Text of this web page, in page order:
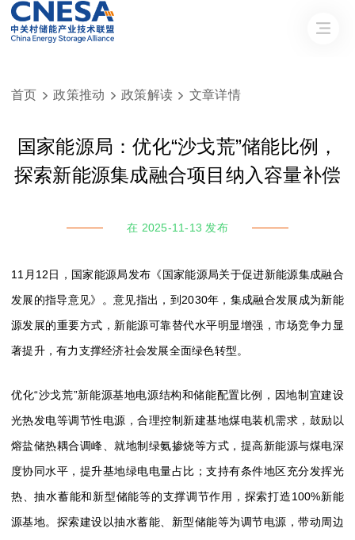
首页  政策推动  政策解读  文章详情
国家能源局：优化“沙戈荒”储能比例，
探索新能源集成融合项目纳入容量补偿
在 2025-11-13 发布
11月12日，国家能源局发布《国家能源局关于促进新能源集成融合
发展的指导意见》。意见指出， 到2030年， 集成融合发展成为新能
源发展的重要方式 ，新能源可靠替代水平明显增强，市场竞争力显
著提升，有力支撑经济社会发展全面绿色转型。
优化“沙戈荒”新能源基地电源结构和储能配置比例， 因地制宜建设
光热发电等调节性电源，合理控制新建基地煤电装机需求，鼓励以
熔盐储热耦合调峰、就地制绿氨掺烧等方式，提高新能源与煤电深
度协同水平，提升基地绿电电量占比；支持有条件地区充分发挥光
热、抽水蓄能和新型储能等的支撑调节作用， 探索打造100%新能
源基地。 探索建设以抽水蓄能、新型储能等为调节电源，带动周边